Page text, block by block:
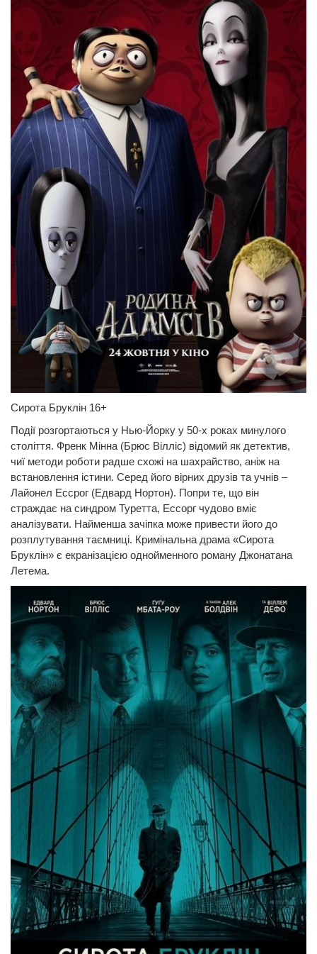
Сирота Бруклін 16+
Події розгортаються у Нью-Йорку у 50-х роках минулого
століття. Френк Мінна (Брюс Вілліс) відомий як детектив,
чиї методи роботи радше схожі на шахрайство, аніж на
встановлення істини. Серед його вірних друзів та учнів –
Лайонел Ессрог (Едвард Нортон). Попри те, що він
страждає на синдром Туретта, Ессорг чудово вміє
аналізувати. Найменша зачіпка може привести його до
розплутування таємниці. Кримінальна драма «Сирота
Бруклін» є екранізацією однойменного роману Джонатана
Летема.